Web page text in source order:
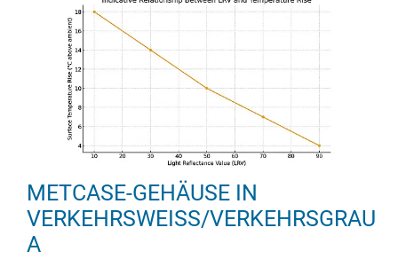
METCASE-GEHÄUSE IN
VERKEHRSWEISS/VERKEHRSGRAU
A